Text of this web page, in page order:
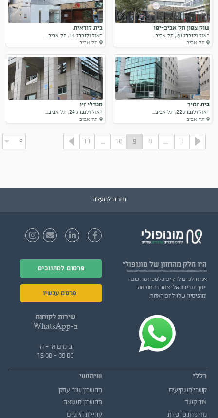
שוק צפון תל אביב-יפו
ראול ולנברג 20, תל אביב...
תל אביב
בית לודאית
ראול ולנברג 14, תל אביב...
תל אביב
בית זמיר
ראול ולנברג 22, תל אביב...
תל אביב
מגדלי זיו
ראול ולנברג 24, תל אביב...
תל אביב
1
...
8
9
10
...
11
חזרה למעלה
היו חלק מהחזון של מונופולי
אנו חולמים להקים פלטפורמה שבה
ייתן יזם ישראלי אחד מהחוכמה
ומהניסיון שלו ליזם האחר.
פרסום למתווכים
פרסם עכשיו
שירות לקוחות
ב-WhatsApp
בימים א' - ה'
09:00 - 15:00
כללי
קשרי משקיעים
צור קשר
מדיניות פרטיות
שימושי
מחשבון שווי עסק
מחשבון תשואה
קהילת היזמים